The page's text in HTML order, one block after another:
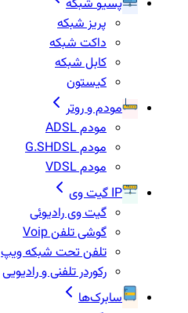
پسیو شبکه
پریز شبکه
داکت شبکه
کابل شبکه
کیستون
مودم و روتر
مودم ADSL
مودم G.SHDSL
مودم VDSL
IP گیت وی
گیت وی رادیوئی
گوشی تلفن Voip
تلفن تحت شبکه ویپ
رکوردر تلفنی و رادیویی
سابرک‌ها